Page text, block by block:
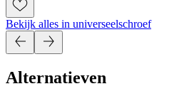
Bekijk alles in universeelschroef
Alternatieven